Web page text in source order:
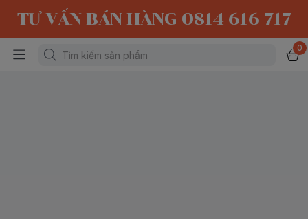
TƯ VẤN BÁN HÀNG 0814 616 717
0